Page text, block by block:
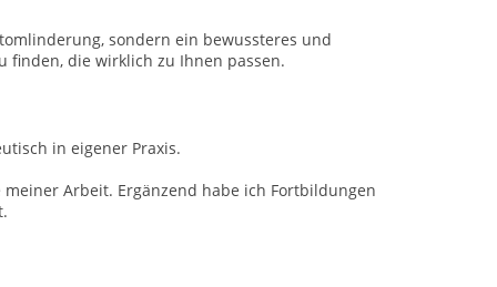
sondern ein bewussteres und
finden, die wirklich zu Ihnen passen.
in eigener Praxis.
Arbeit. Ergänzend habe ich Fortbildungen